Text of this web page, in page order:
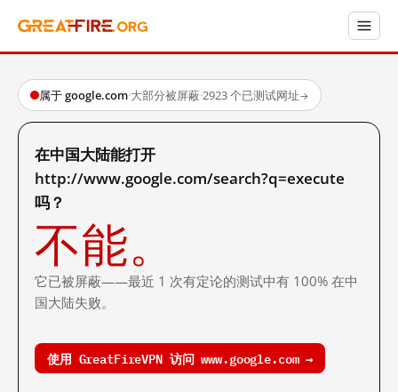
属于 google.com·大部分被屏蔽·2923 个已测试网址→
在中国大陆能打开
http://www.google.com/search?q=execute
吗？
不能。
它已被屏蔽——最近 1 次有定论的测试中有 100% 在中
国大陆失败。
使用 GreatFireVPN 访问 www.google.com →